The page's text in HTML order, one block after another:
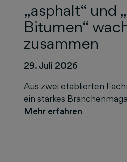
„asphalt“ und
Bitumen“
zusammen
29. Juli 2026
Aus zwei etablierten
ein starkes